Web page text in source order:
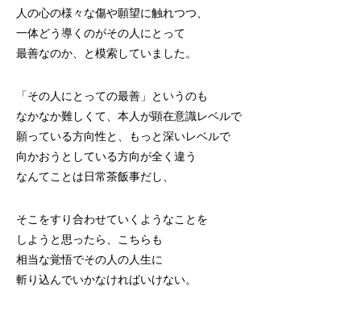
人の心の様々な傷や願望に触れつつ、
一体どう導くのがその人にとって
最善なのか、と模索していました。
「その人にとっての最善」というのも
なかなか難しくて、本人が顕在意識レベルで
願っている方向性と、もっと深いレベルで
向かおうとしている方向が全く違う
なんてことは日常茶飯事だし、
そこをすり合わせていくようなことを
しようと思ったら、こちらも
相当な覚悟でその人の人生に
斬り込んでいかなければいけない。